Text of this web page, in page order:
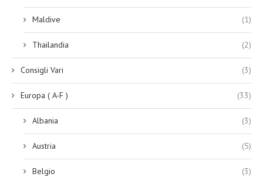
Maldive (1)
Thailandia (2)
Consigli Vari (3)
Europa ( A-F ) (33)
Albania (3)
Austria (5)
Belgio (3)